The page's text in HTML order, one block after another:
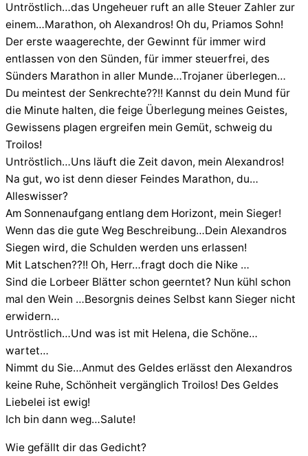
Untröstlich…das Ungeheuer ruft an alle Steuer Zahler zur
einem…Marathon, oh Alexandros! Oh du, Priamos Sohn!
Der erste waagerechte, der Gewinnt für immer wird
entlassen von den Sünden, für immer steuerfrei, des
Sünders Marathon in aller Munde…Trojaner überlegen…
Du meintest der Senkrechte??!! Kannst du dein Mund für
die Minute halten, die feige Überlegung meines Geistes,
Gewissens plagen ergreifen mein Gemüt, schweig du
Troilos!
Untröstlich…Uns läuft die Zeit davon, mein Alexandros!
Na gut, wo ist denn dieser Feindes Marathon, du…
Alleswisser?
Am Sonnenaufgang entlang dem Horizont, mein Sieger!
Wenn das die gute Weg Beschreibung…Dein Alexandros
Siegen wird, die Schulden werden uns erlassen!
Mit Latschen??!! Oh, Herr…fragt doch die Nike …
Sind die Lorbeer Blätter schon geerntet? Nun kühl schon
mal den Wein …Besorgnis deines Selbst kann Sieger nicht
erwidern…
Untröstlich…Und was ist mit Helena, die Schöne…
wartet…
Nimmt du Sie…Anmut des Geldes erlässt den Alexandros
keine Ruhe, Schönheit vergänglich Troilos! Des Geldes
Liebelei ist ewig!
Ich bin dann weg…Salute!
Wie gefällt dir das Gedicht?